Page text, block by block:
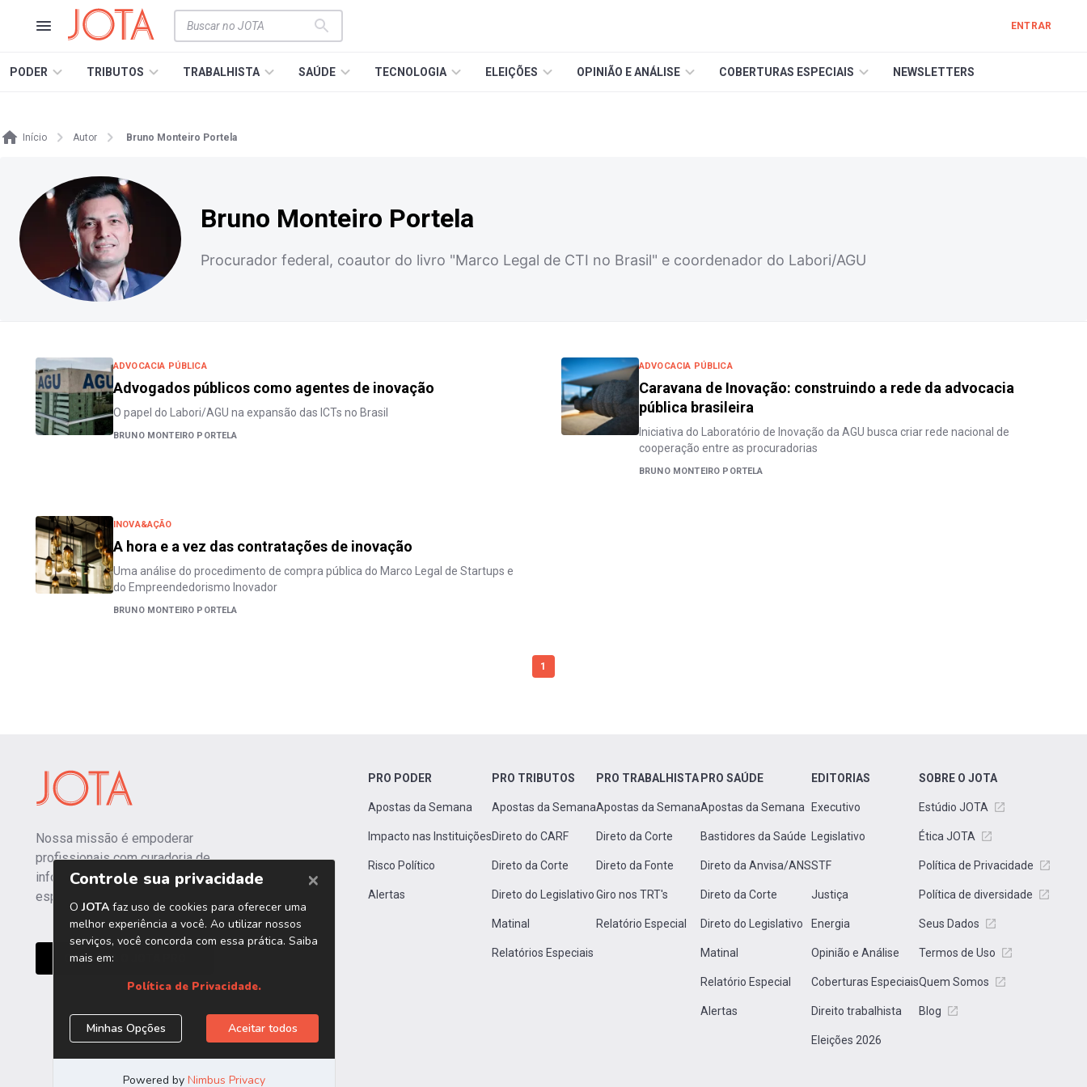
ENTRAR
PODER TRIBUTOS TRABALHISTA SAÚDE TECNOLOGIA ELEIÇÕES OPINIÃO E ANÁLISE COBERTURAS ESPECIAIS NEWSLETTERS
Início Autor Bruno Monteiro Portela
Bruno Monteiro Portela
Procurador federal, coautor do livro "Marco Legal de CTI no Brasil" e coordenador do Labori/AGU
ADVOCACIA PÚBLICA
Advogados públicos como agentes de inovação
O papel do Labori/AGU na expansão das ICTs no Brasil
BRUNO MONTEIRO PORTELA
ADVOCACIA PÚBLICA
Caravana de Inovação: construindo a rede da advocacia
pública brasileira
Iniciativa do Laboratório de Inovação da AGU busca criar rede nacional de
cooperação entre as procuradorias
BRUNO MONTEIRO PORTELA
INOVA&AÇÃO
A hora e a vez das contratações de inovação
Uma análise do procedimento de compra pública do Marco Legal de Startups e
do Empreendedorismo Inovador
BRUNO MONTEIRO PORTELA
1
Nossa missão é empoderar
profissionais com curadoria de
informações independentes e
especializadas.
CONHEÇA O JOTA PRO
PRO PODER
Apostas da Semana
Impacto nas Instituições
Risco Político
Alertas
PRO TRIBUTOS
Apostas da Semana
Direto do CARF
Direto da Corte
Direto do Legislativo
Matinal
Relatórios Especiais
PRO TRABALHISTA
Apostas da Semana
Direto da Corte
Direto da Fonte
Giro nos TRT's
Relatório Especial
PRO SAÚDE
Apostas da Semana
Bastidores da Saúde
Direto da Anvisa/ANS
Direto da Corte
Direto do Legislativo
Matinal
Relatório Especial
Alertas
EDITORIAS
Executivo
Legislativo
STF
Justiça
Energia
Opinião e Análise
Coberturas Especiais
Direito trabalhista
Eleições 2026
SOBRE O JOTA
Estúdio JOTA
Ética JOTA
Política de Privacidade
Política de diversidade
Seus Dados
Termos de Uso
Quem Somos
Blog